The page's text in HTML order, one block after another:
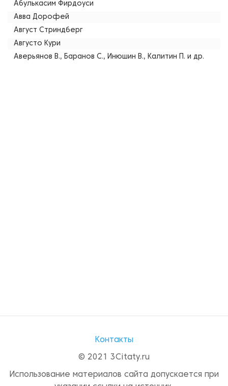
Абулькасим Фирдоуси
Авва Дорофей
Август Стриндберг
Августо Кури
Аверьянов В., Баранов С., Инюшин В., Калитин П. и др.
Контакты
© 2021 3Citaty.ru
Использование материалов сайта допускается при